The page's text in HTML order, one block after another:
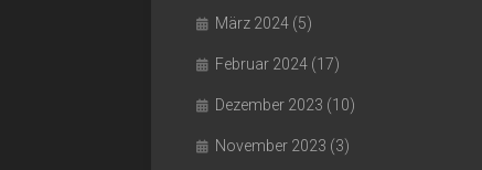
März 2024 (5)
Februar 2024 (17)
Dezember 2023 (10)
November 2023 (3)